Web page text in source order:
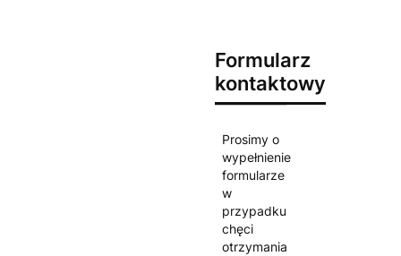
Formularz
kontaktowy
Prosimy o
wypełnienie
formularze
w
przypadku
chęci
otrzymania